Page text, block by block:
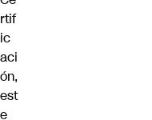
rtif
ic
aci
ón,
est
e